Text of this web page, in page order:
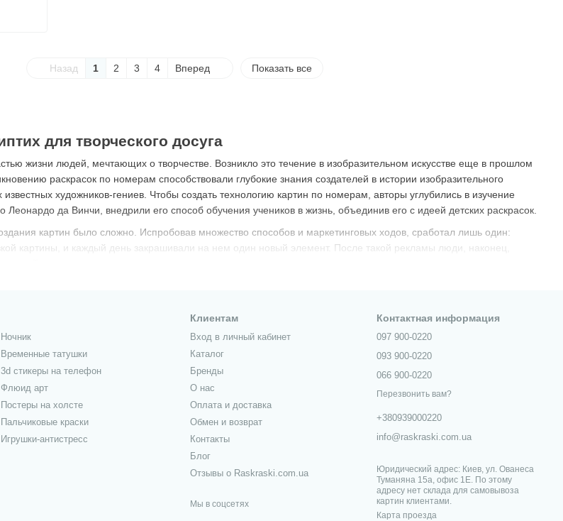
для творческого досуга
жизни людей, мечтающих о творчестве. Возникло это течение в изобразительном искусстве еще в прошлом
раскрасок по номерам способствовали глубокие знания создателей в истории изобразительного
художников-гениев. Чтобы создать технологию картин по номерам, авторы углубились в изучение
Леонардо да Винчи, внедрили его способ обучения учеников в жизнь, объединив его с идеей детских раскрасок.
картин было сложно. Испробовав множество способов и маркетинговых ходов, сработал лишь один:
картины, и каждый день закрашивали на нем один новый элемент. После такой рекламы люди, наконец,
Назад 1 2 3 4 Вперед Показать все
Ночник
Временные татушки
3d стикеры на телефон
Флюид арт
Постеры на холсте
Пальчиковые краски
Игрушки-антистресс
Клиентам
Вход в личный кабинет
Каталог
Бренды
О нас
Оплата и доставка
Обмен и возврат
Контакты
Блог
Отзывы о Raskraski.com.ua
Мы в соцсетях
Контактная информация
097 900-0220
093 900-0220
066 900-0220
Перезвонить вам?
+380939000220
info@raskraski.com.ua
Юридический адрес: Киев, ул. Ованеса
Туманяна 15а, офис 1Е. По этому
адресу нет склада для самовывоза
картин клиентами.
Карта проезда